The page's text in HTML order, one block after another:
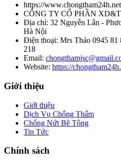
https://
CÔNG TY CỔ PHẦN
Địa chỉ: 32 Nguyễn Lân -
Hà Nội
Điện thoại: Mrs Thảo 0945 81
218
Email:
Website: https://
Giới thiệu
Giới thiệu
Dịch Vụ Chống Thấm
Chống Nứt Bê Tông
Tin Tức
Chính sách